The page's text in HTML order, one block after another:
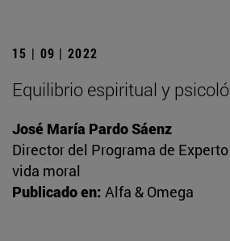
15 | 09 | 2022
Equilibrio espiritual y
José María Pardo Sáenz
Director del Programa de
vida moral
Publicado en: Alfa & Omega